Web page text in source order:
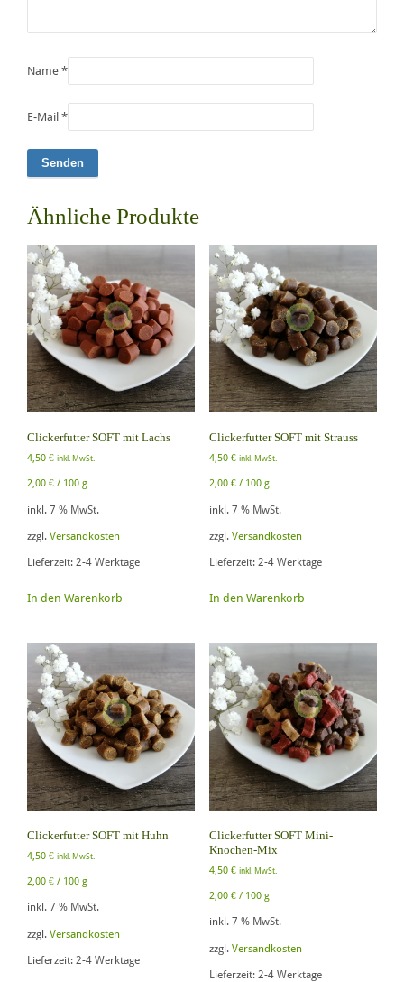
Name *
E-Mail *
Ähnliche Produkte
Clickerfutter SOFT mit Lachs
4,50 € inkl. MwSt.
2,00 € / 100 g
inkl. 7 % MwSt.
zzgl. Versandkosten
Lieferzeit: 2-4 Werktage
In den Warenkorb
Clickerfutter SOFT mit Strauss
4,50 € inkl. MwSt.
2,00 €/ 100 g
inkl. 7 % MwSt.
zzgl. Versandkosten
Lieferzeit: 2-4 Werktage
In den Warenkorb
Clickerfutter SOFT mit Huhn
4,50 € inkl. MwSt.
2,00 € / 100 g
inkl. 7 % MwSt.
zzgl. Versandkosten
Lieferzeit: 2-4 Werktage
Clickerfutter SOFT Mini-
Knochen-Mix
4,50 € inkl. MwSt.
2,00 €/ 100 g
inkl. 7 % MwSt.
zzgl. Versandkosten
Lieferzeit: 2-4 Werktage